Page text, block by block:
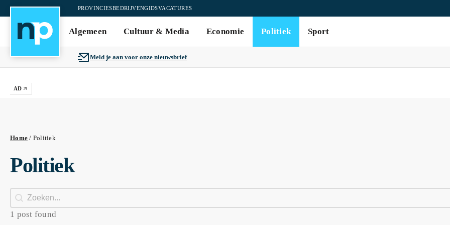
PROVINCIESBEDRIJVENGIDSVACATURES
Algemeen Cultuur & Media Economie Politiek Sport
Meld je aan voor onze nieuwsbrief
AD
Home / Politiek
Politiek
Search
1 post found